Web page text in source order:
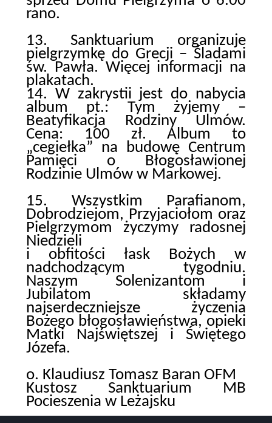
rano.
13. Sanktuarium organizuje
pielgrzymkę do Grecji – Śladami
św. Pawła. Więcej informacji na
plakatach.
14. W zakrystii jest do nabycia
album pt.: Tym żyjemy –
Beatyfikacja Rodziny Ulmów.
Cena: 100 zł. Album to
„cegiełka” na budowę Centrum
Pamięci o Błogosławionej
Rodzinie Ulmów w Markowej.
15. Wszystkim Parafianom,
Dobrodziejom, Przyjaciołom oraz
Pielgrzymom życzymy radosnej
Niedzieli
i obfitości łask Bożych w
nadchodzącym tygodniu.
Naszym Solenizantom i
Jubilatom składamy
najserdeczniejsze życzenia
Bożego błogosławieństwa, opieki
Matki Najświętszej i Świętego
Józefa.
o. Klaudiusz Tomasz Baran OFM
Kustosz Sanktuarium MB
Pocieszenia w Leżajsku